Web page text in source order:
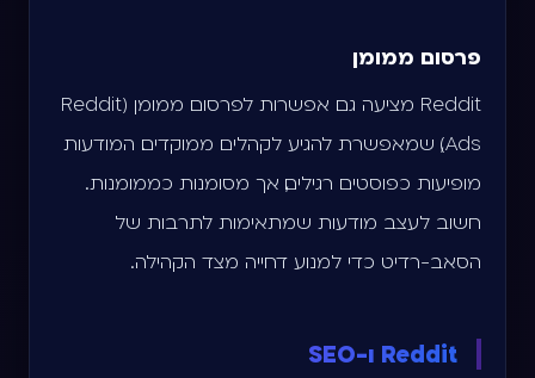
פרסום ממומן
Reddit מציעה גם אפשרות לפרסום ממומן (Reddit
Ads), שמאפשרת להגיע לקהלים ממוקדים. המודעות
מופיעות כפוסטים רגילים, אך מסומנות כממומנות.
חשוב לעצב מודעות שמתאימות לתרבות של
הסאב-רדיט כדי למנוע דחייה מצד הקהילה.
Reddit ו-SEO